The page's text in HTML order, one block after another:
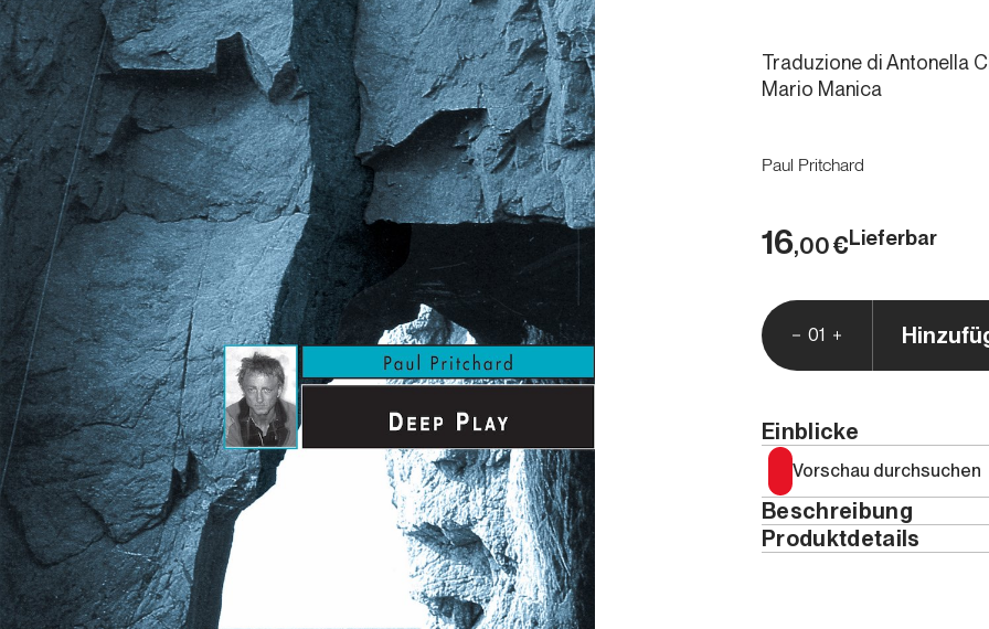
Traduzione di Antonella
Mario Manica
Paul Pritchard
16,00€Lieferbar
01
Einblicke
Vorschau durchsuchen
Beschreibung
Ausgabe nur in
Produktdetails